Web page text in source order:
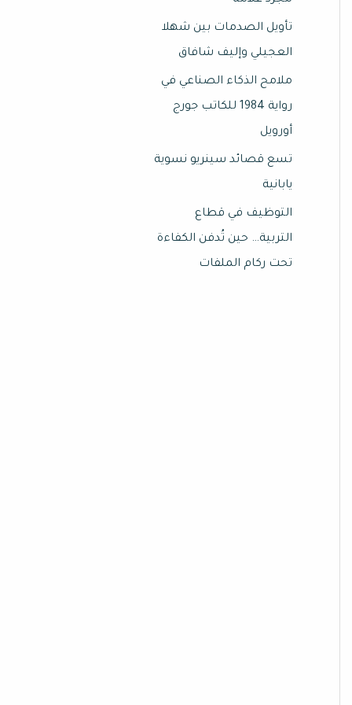
تأويل الصدمات بين شهلا
العجيلي وإليف شافاق
ملامح الذكاء الصناعي في
رواية 1984 للكاتب جورج
أورويل
تسع قصائد سينريو نسوية
يابانية
التوظيف في قطاع
التربية… حين تُدفن الكفاءة
تحت ركام الملفات